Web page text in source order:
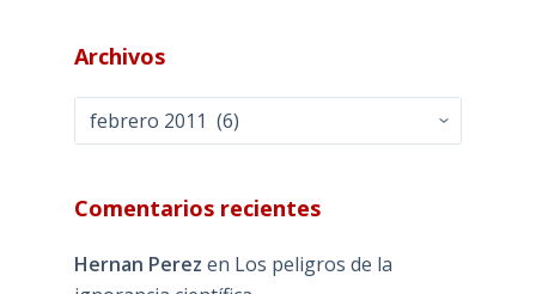
Archivos
Archivos
Comentarios recientes
Hernan Perez en Los peligros de la